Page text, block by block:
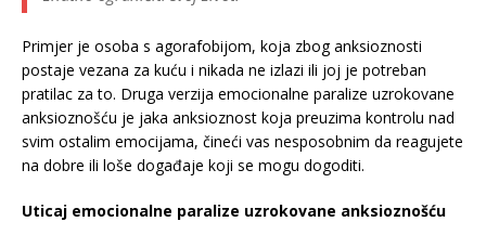
Primjer je osoba s agorafobijom, koja zbog anksioznosti
postaje vezana za kuću i nikada ne izlazi ili joj je potreban
pratilac za to. Druga verzija emocionalne paralize uzrokovane
anksioznošću je jaka anksioznost koja preuzima kontrolu nad
svim ostalim emocijama, čineći vas nesposobnim da reagujete
na dobre ili loše događaje koji se mogu dogoditi.
Uticaj emocionalne paralize uzrokovane anksioznošću